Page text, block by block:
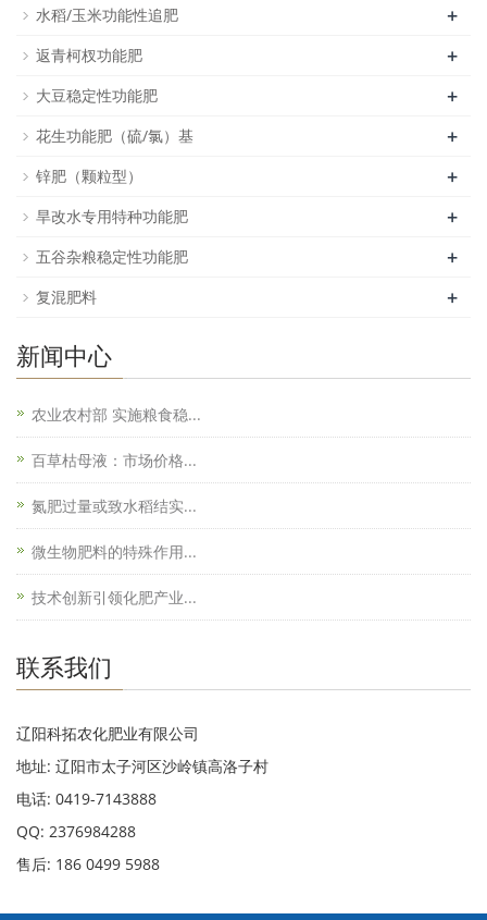
水稻/玉米功能性追肥 +
返青柯杈功能肥 +
大豆稳定性功能肥 +
花生功能肥（硫/氯）基 +
锌肥（颗粒型） +
旱改水专用特种功能肥 +
五谷杂粮稳定性功能肥 +
复混肥料 +
新闻中心
农业农村部 实施粮食稳...
百草枯母液：市场价格...
氮肥过量或致水稻结实...
微生物肥料的特殊作用...
技术创新引领化肥产业...
联系我们
辽阳科拓农化肥业有限公司
地址: 辽阳市太子河区沙岭镇高洛子村
电话: 0419-7143888
QQ: 2376984288
售后: 186 0499 5988